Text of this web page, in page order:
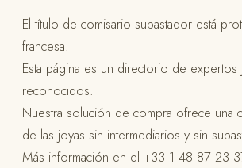
El título de comisario subastador está
francesa.
Esta página es un directorio de
reconocidos.
Nuestra solución de compra ofrece una
de las joyas sin intermediarios y sin
Más información en el +33 1 48 87 23